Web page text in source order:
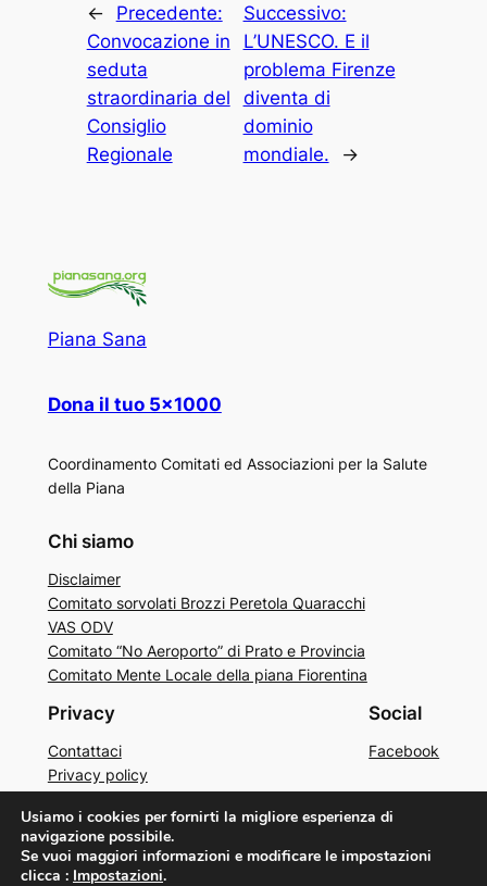
←
Precedente:
Convocazione in
seduta
straordinaria del
Consiglio
Regionale
Successivo:
L’UNESCO. E il
problema Firenze
diventa di
dominio
mondiale.
→
Piana Sana
Dona il tuo 5×1000
Coordinamento Comitati ed Associazioni per la Salute
della Piana
Chi siamo
Disclaimer
Comitato sorvolati Brozzi Peretola Quaracchi
VAS ODV
Comitato “No Aeroporto” di Prato e Provincia
Comitato Mente Locale della piana Fiorentina
Privacy
Contattaci
Privacy policy
Social
Facebook
Sviluppato daCTSDFF
Usiamo i cookies per fornirti la migliore esperienza di
navigazione possibile.
Se vuoi maggiori informazioni e modificare le impostazioni
clicca : Impostazioni.